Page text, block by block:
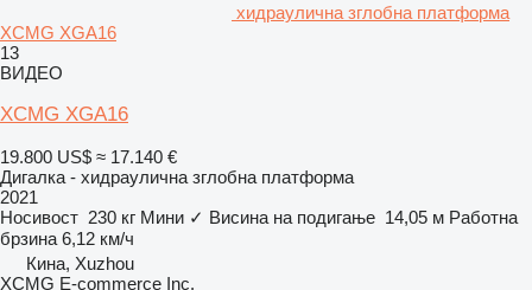
хидраулична зглобна платформа
XCMG XGA16
13
ВИДЕО
XCMG XGA16
19.800 US$ ≈ 17.140 €
Дигалка - хидраулична зглобна платформа
2021
Носивост 230 кг Мини ✓ Висина на подигање 14,05 м Работна
брзина 6,12 км/ч
Кина, Xuzhou
XCMG E-commerce Inc.